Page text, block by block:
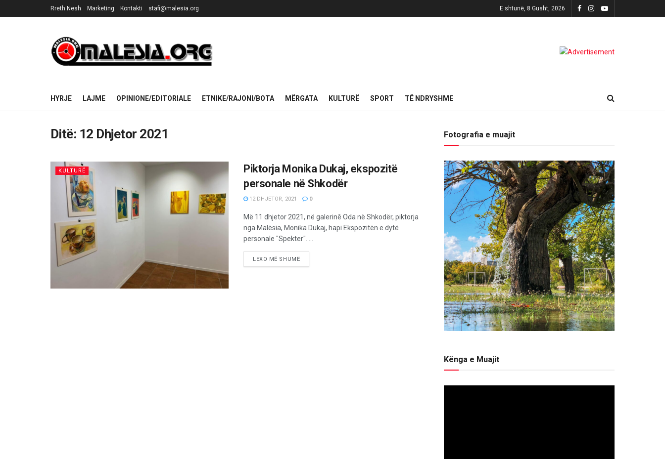
Rreth Nesh Marketing Kontakti stafi@malesia.org E shtunë, 8 Gusht, 2026
HYRJE LAJME OPINIONE/EDITORIALE ETNIKE/RAJONI/BOTA MËRGATA KULTURË SPORT TË NDRYSHME
Ditë: 12 Dhjetor 2021
KULTURË
Piktorja Monika Dukaj, ekspozitë
personale në Shkodër
12 DHJETOR, 2021 0
Më 11 dhjetor 2021, në galerinê Oda në Shkodër, piktorja
nga Malësia, Monika Dukaj, hapi Ekspozitën e dytë
personale "Spekter". ...
LEXO MË SHUMË
Fotografia e muajit
Kënga e Muajit